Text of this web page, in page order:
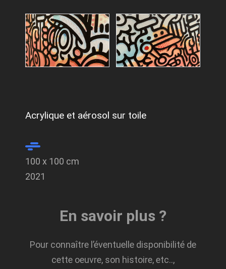
Acrylique et aérosol sur toile
100 x 100 cm
2021
En savoir plus ?
Pour connaître l’éventuelle disponibilité de
cette oeuvre, son histoire, etc..,